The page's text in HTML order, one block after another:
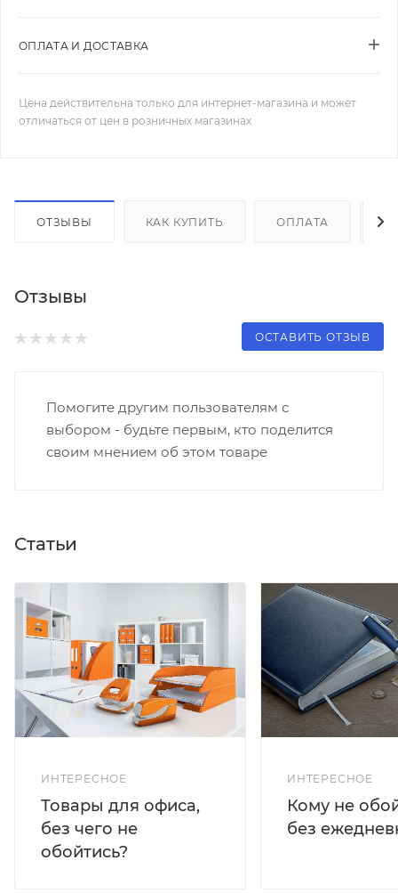
ОПЛАТА И ДОСТАВКА
Цена действительна только для интернет-магазина и может
отличаться от цен в розничных магазинах
ОТЗЫВЫ КАК КУПИТЬ ОПЛАТА
Отзывы
ОСТАВИТЬ ОТЗЫВ
Помогите другим пользователям с
выбором - будьте первым, кто поделится
своим мнением об этом товаре
Статьи
ИНТЕРЕСНОЕ
Товары для офиса,
без чего не
обойтись?
ИНТЕРЕСНОЕ
Кому не
без